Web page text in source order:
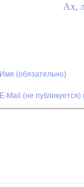
Ах,
Имя (обязательно)
E-Mail (не